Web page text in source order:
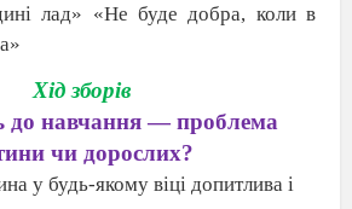
лад» «Не буде добра, коли в
Хід зборів
до навчання — проблема
чи дорослих?
у будь-якому віці допитлива і